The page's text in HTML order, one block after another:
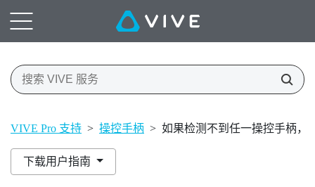
VIVE Pro 支持 > 操控手柄 > 如果检测不到任一操控手柄，
下载用户指南